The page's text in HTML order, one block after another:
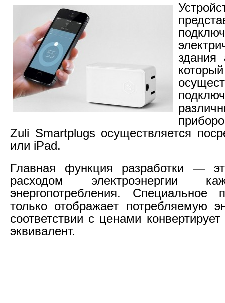
здания
который
Zuli Smartplugs осуществляется
или iPad.
Главная функция разработки —
расходом электроэнергии
энергопотребления. Специальное
только отображает потребляемую
соответствии с ценами
эквивалент.